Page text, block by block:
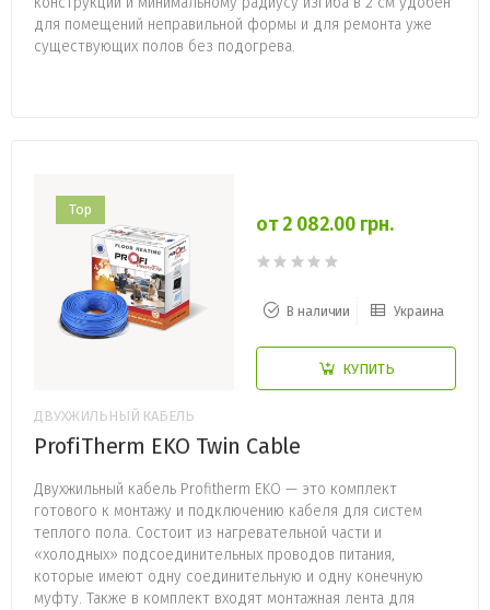
для помещений неправильной формы и для ремонта уже
существующих полов без подогрева.
Top
от 2 082.00 грн.
В наличии Украина
КУПИТЬ
ДВУХЖИЛЬНЫЙ КАБЕЛЬ
ProfiTherm EKO Twin Cable
Двухжильный кабель Profitherm EKO — это комплект
готового к монтажу и подключению кабеля для систем
теплого пола. Состоит из нагревательной части и
«холодных» подсоединительных проводов питания,
которые имеют одну соединительную и одну конечную
муфту. Также в комплект входят монтажная лента для